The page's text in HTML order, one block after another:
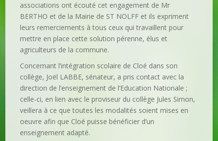
associations ont écouté cet engagement de Mr
BERTHO et de la Mairie de ST NOLFF et ils expriment
leurs remerciements à tous ceux qui travaillent pour
mettre en place cette solution pérenne, élus et
agriculteurs de la commune.
Concernant l’intégration scolaire de Cloé dans son
collège, Joël LABBE, sénateur, a pris contact avec la
direction de l’enseignement de l’Education Nationale ;
celle-ci, en lien avec le proviseur du collège Jules Simon,
veillera à ce que toutes les modalités soient mises en
oeuvre afin que Cloé puisse bénéficier d’un
enseignement adapté.